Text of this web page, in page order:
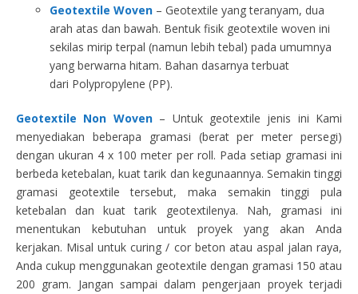
Geotextile Woven – Geotextile yang teranyam, dua
arah atas dan bawah. Bentuk fisik geotextile woven ini
sekilas mirip terpal (namun lebih tebal) pada umumnya
yang berwarna hitam. Bahan dasarnya terbuat
dari Polypropylene (PP).
Geotextile Non Woven– Untuk geotextile jenis ini Kami
menyediakan beberapa gramasi (berat per meter persegi)
dengan ukuran 4 x 100 meter per roll. Pada setiap gramasi ini
berbeda ketebalan, kuat tarik dan kegunaannya. Semakin tinggi
gramasi geotextile tersebut, maka semakin tinggi pula
ketebalan dan kuat tarik geotextilenya. Nah, gramasi ini
menentukan kebutuhan untuk proyek yang akan Anda
kerjakan. Misal untuk curing / cor beton atau aspal jalan raya,
Anda cukup menggunakan geotextile dengan gramasi 150 atau
200 gram. Jangan sampai dalam pengerjaan proyek terjadi